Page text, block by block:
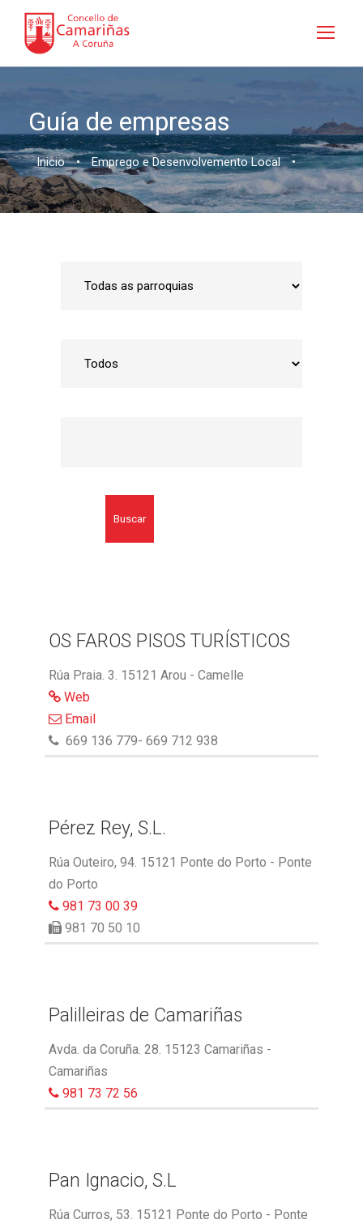
Guía de empresas
Inicio • Emprego e Desenvolvemento Local •
Buscar
OS FAROS PISOS TURÍSTICOS
Rúa Praia. 3. 15121 Arou - Camelle
Web
Email
669 136 779- 669 712 938
Pérez Rey, S.L.
Rúa Outeiro, 94. 15121 Ponte do Porto - Ponte
do Porto
981 73 00 39
981 70 50 10
Palilleiras de Camariñas
Avda. da Coruña. 28. 15123 Camariñas -
Camariñas
981 73 72 56
Pan Ignacio, S.L
Rúa Curros, 53. 15121 Ponte do Porto - Ponte